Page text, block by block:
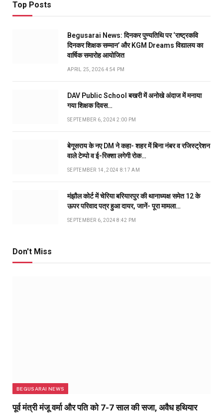
Top Posts
Begusarai News: दिनकर पुण्यतिथि पर ‘राष्ट्रकवि
दिनकर शिक्षक सम्मान’ और KGM Dreams विद्यालय का
वार्षिक समारोह आयोजित
APRIL 25, 2026 4:54 PM
DAV Public School बखरी में अनोखे अंदाज में मनाया
गया शिक्षक दिवस…
SEPTEMBER 6, 2024 2:00 PM
बेगूसराय के नए DM ने कहा- शहर में बिना नंबर व रजिस्ट्रेशन
वाले टेम्पो व ई-रिक्शा लगेगी रोक…
SEPTEMBER 14, 2024 8:17 AM
मंझौल कोर्ट में चेरिया बरियारपुर की थानाध्यक्ष समेत 12 के
ऊपर परिवाद पत्र हुआ दायर, जानें- पूरा मामला…
SEPTEMBER 6, 2024 8:42 PM
Don't Miss
BEGUSARAI NEWS
पूर्व मंत्री मंजू वर्मा और पति को 7-7 साल की सजा, अवैध हथियार